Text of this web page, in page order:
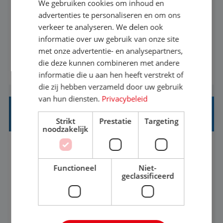
Met jouw ervaring in de reisbranche of
achtergrond in toerisme ben je klaar voor de
volgende stap. Vanaf je stoel reis je de hele
wereld over en speel je moeiteloos in op de
wensen van je team, je klant en wat er in de
reiswereld gebeurt. Met je enthousiasme weet je
klanten te overtuigen om die droomreis te
boeken! ...
BEKIJK VACATURE
REISADVISEUR ALLROUND
Aalsmeer, Noord-Holland, Nederland
33-36 uur
MBO
Een vakantie plannen is het leukste dat er is. Of
het nu voor jezelf is, of voor een ander: jij vindt
We gebruiken cookies om inhoud en
advertenties te personaliseren en om ons
verkeer te analyseren. We delen ook
informatie over uw gebruik van onze site
met onze advertentie- en analysepartners,
die deze kunnen combineren met andere
informatie die u aan hen heeft verstrekt of
die zij hebben verzameld door uw gebruik
van hun diensten. Privacybeleid
Strikt
noodzakelijk
Prestatie Targeting
Functioneel
Niet-
geclassificeerd